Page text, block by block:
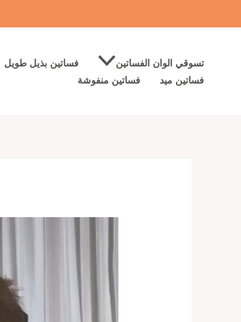
إلى
تسوقي الوان الفساتين فساتين بذيل طويل
فساتين ميد
فساتين منفوشة